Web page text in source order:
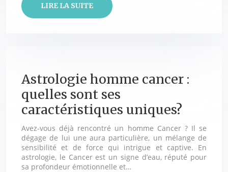
LIRE LA SUITE
Astrologie homme cancer :
quelles sont ses
caractéristiques uniques?
Avez-vous déjà rencontré un homme Cancer ? Il se
dégage de lui une aura particulière, un mélange de
sensibilité et de force qui intrigue et captive. En
astrologie, le Cancer est un signe d’eau, réputé pour
sa profondeur émotionnelle et…